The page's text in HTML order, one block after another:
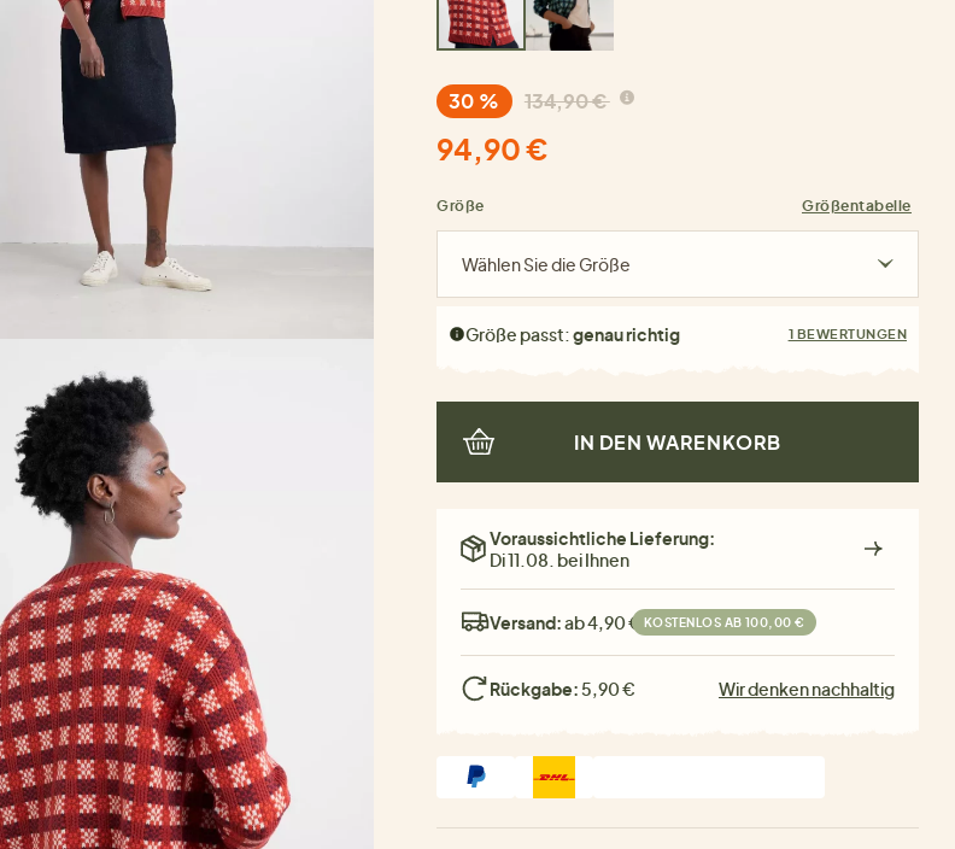
30 % 134,90 €
94,90 €
Größe Größentabelle
Wählen Sie die Größe
Größe passt:genau richtig 1 BEWERTUNGEN
IN DEN WARENKORB
Voraussichtliche Lieferung:
Di 11.08. bei Ihnen
Versand:ab 4,90 € KOSTENLOS AB 100,00 €
Rückgabe: 5,90 € Wir denken nachhaltig